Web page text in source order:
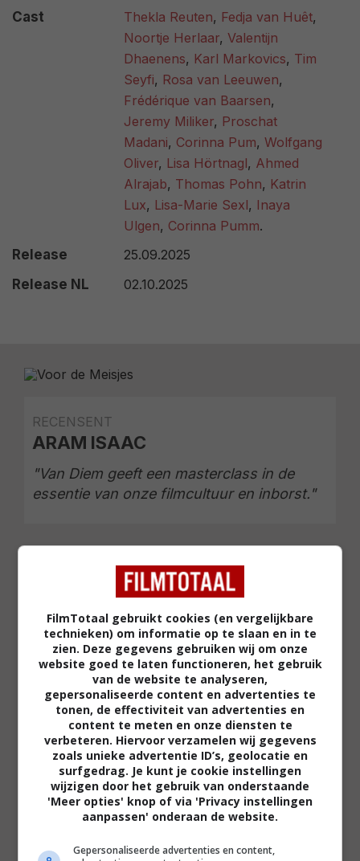
Cast
Thekla Reuten, Fedja van Huêt,
Noortje Herlaar,Valentijn
Dhaenens, Karl Markovics, Tim
Seyfi, Rosa van Leeuwen,
Frédérique van Baarsen,
Jeremy Miliker, Proschat
Madani, Corinna Pum,Wolfgang
Oliver, Lisa Hörtnagl, Ahmed
Alrajab, Thomas Pohn, Katrin
Lux, Lisa-Marie Sexl, Inaya
Ulgen, Corinna Pumm.
Release
25.09.2025
Release NL
02.10.2025
RECENSENT
ARAM ISAAC
"Van Diem geeft een masterclass in de
essentie van onze filmcultuur en inborst."
Recensie
Regie:Mike van Diem |Scenario:Mike van Diem
Cast:Thekla Reuten (Anouk), Fedja van Huêt
(Danny), Noortje Herlaar (Gwen), Valentijn
Dhaenens (Erik), Karl Markovics (Dokter Maier),
Rosa van Leeuwen (Madelon), Frédérique van
Baarsen (Elise), Jeremy Miller (Ralph), e.a. |
Speelduur:103 minuten |Jaar:2025
FilmTotaal gebruikt cookies (en vergelijkbare
technieken) om informatie op te slaan en in te
zien. Deze gegevens gebruiken wij om onze
website goed te laten functioneren, het gebruik
van de website te analyseren,
gepersonaliseerde content en advertenties te
tonen, de effectiviteit van advertenties en
content te meten en onze diensten te
verbeteren. Hiervoor verzamelen wij gegevens
zoals unieke advertentie ID’s, geolocatie en
surfgedrag. Je kunt je cookie instellingen
wijzigen door het gebruik van onderstaande
'Meer opties' knop of via 'Privacy instellingen
aanpassen' onderaan de website.
Gepersonaliseerde advertenties en content,